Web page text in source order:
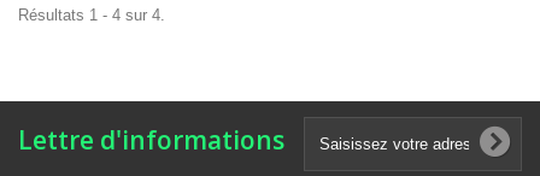
Résultats 1 - 4 sur 4.
Lettre d'informations